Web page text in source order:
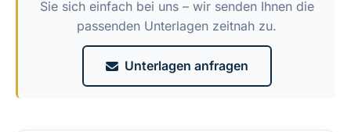
Sie sich einfach bei uns – wir senden Ihnen die
passenden Unterlagen zeitnah zu.
Unterlagen anfragen